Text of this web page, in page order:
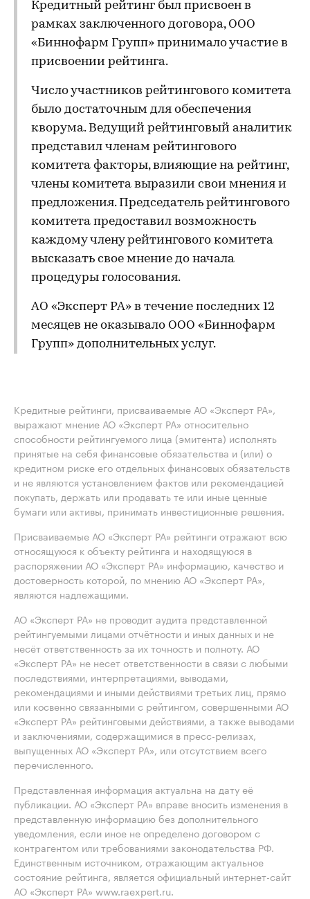
Кредитный рейтинг был присвоен в
рамках заключенного договора, ООО
«Биннофарм Групп» принимало участие в
присвоении рейтинга.
Число участников рейтингового комитета
было достаточным для обеспечения
кворума. Ведущий рейтинговый аналитик
представил членам рейтингового
комитета факторы, влияющие на рейтинг,
члены комитета выразили свои мнения и
предложения. Председатель рейтингового
комитета предоставил возможность
каждому члену рейтингового комитета
высказать свое мнение до начала
процедуры голосования.
АО «Эксперт РА» в течение последних 12
месяцев не оказывало ООО «Биннофарм
Групп» дополнительных услуг.
Кредитные рейтинги, присваиваемые АО «Эксперт РА»,
выражают мнение АО «Эксперт РА» относительно
способности рейтингуемого лица (эмитента) исполнять
принятые на себя финансовые обязательства и (или) о
кредитном риске его отдельных финансовых обязательств
и не являются установлением фактов или рекомендацией
покупать, держать или продавать те или иные ценные
бумаги или активы, принимать инвестиционные решения.
Присваиваемые АО «Эксперт РА» рейтинги отражают всю
относящуюся к объекту рейтинга и находящуюся в
распоряжении АО «Эксперт РА» информацию, качество и
достоверность которой, по мнению АО «Эксперт РА»,
являются надлежащими.
АО «Эксперт РА» не проводит аудита представленной
рейтингуемыми лицами отчётности и иных данных и не
несёт ответственность за их точность и полноту. АО
«Эксперт РА» не несет ответственности в связи с любыми
последствиями, интерпретациями, выводами,
рекомендациями и иными действиями третьих лиц, прямо
или косвенно связанными с рейтингом, совершенными АО
«Эксперт РА» рейтинговыми действиями, а также выводами
и заключениями, содержащимися в пресс-релизах,
выпущенных АО «Эксперт РА», или отсутствием всего
перечисленного.
Представленная информация актуальна на дату её
публикации. АО «Эксперт РА» вправе вносить изменения в
представленную информацию без дополнительного
уведомления, если иное не определено договором с
контрагентом или требованиями законодательства РФ.
Единственным источником, отражающим актуальное
состояние рейтинга, является официальный интернет-сайт
АО «Эксперт РА» www.raexpert.ru.